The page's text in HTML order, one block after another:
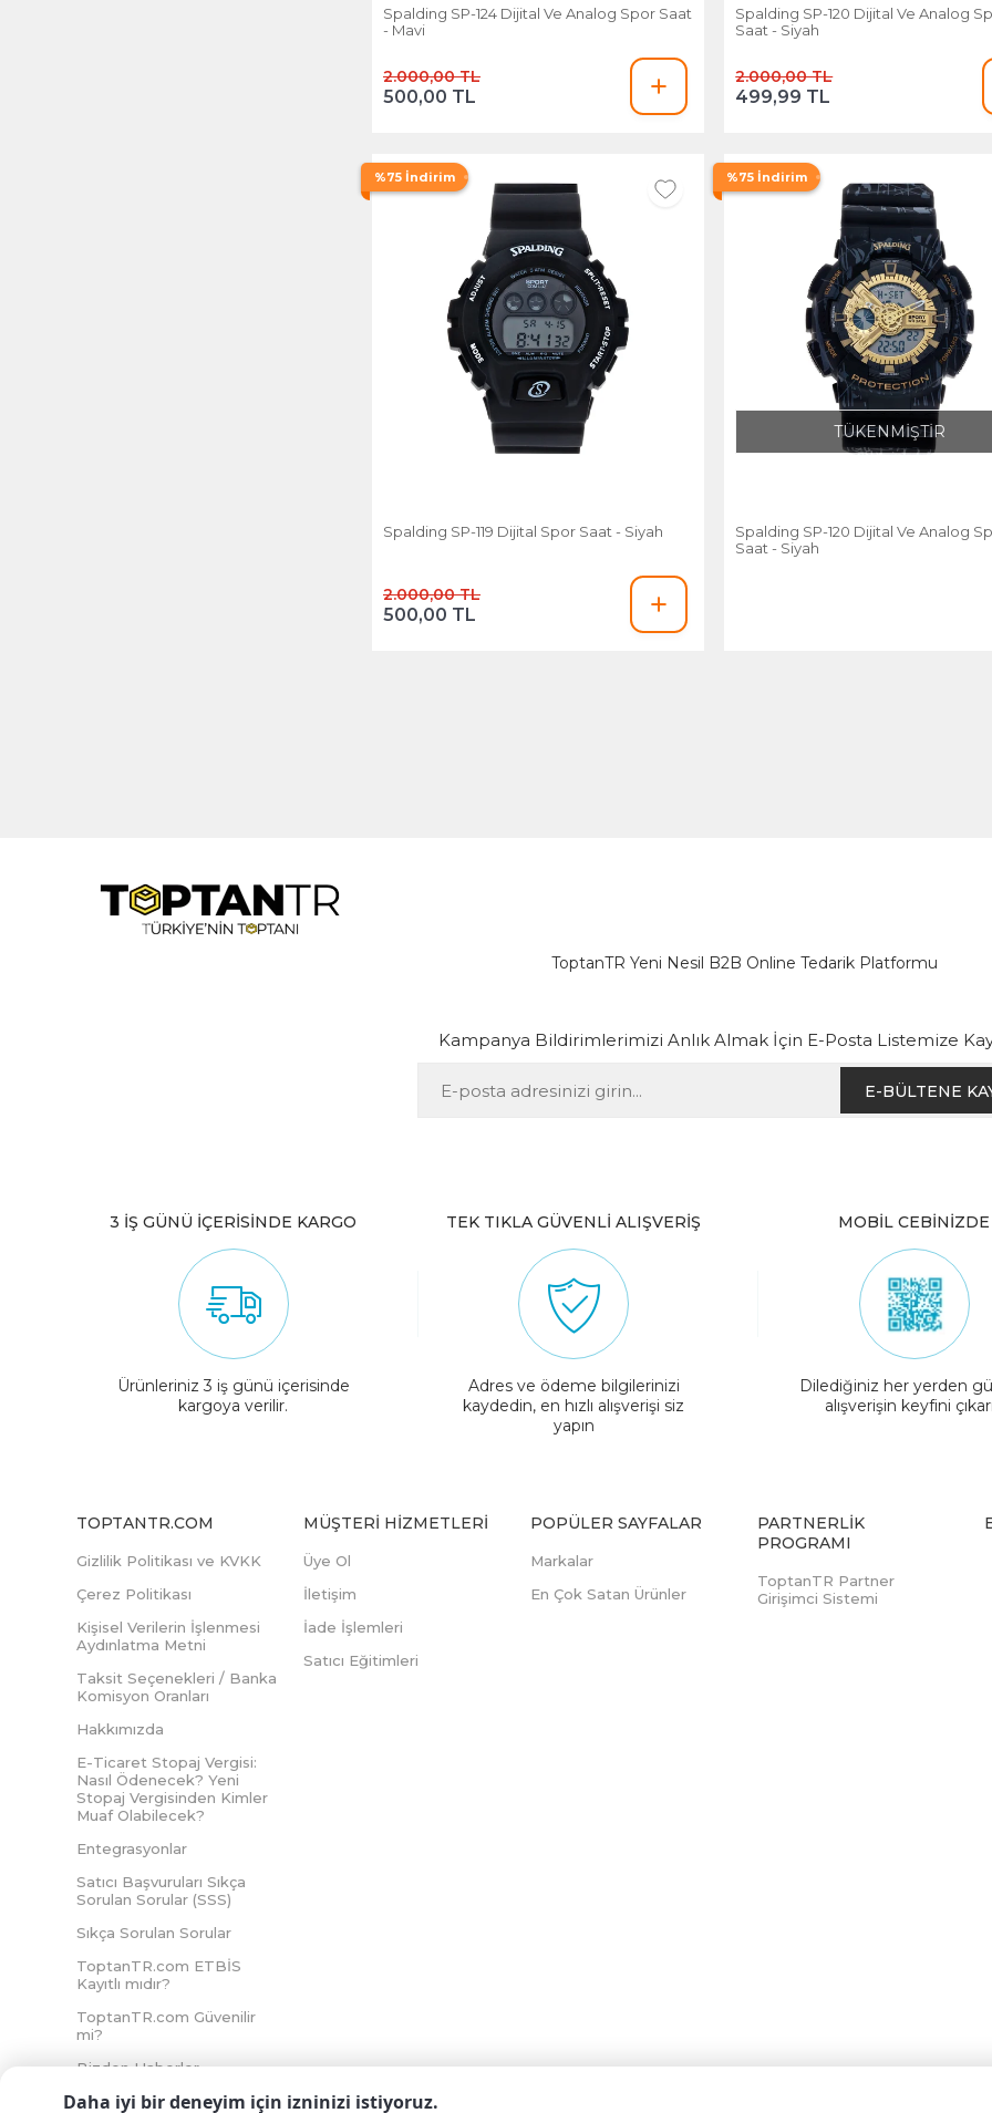
Daha iyi bir deneyim için izninizi istiyoruz.
Spalding SP-124 Dijital Ve Analog Spor Saat
- Mavi
2.000,00 TL
500,00 TL
Spalding SP-120 Dijital Ve Analog
Saat - Siyah
2.000,00 TL
499,99 TL
%75 İndirim
Spalding SP-119 Dijital Spor Saat - Siyah
2.000,00 TL
500,00 TL
%75 İndirim
TÜKENMİŞTİR
Spalding SP-120 Dijital Ve Analog
Saat - Siyah
ToptanTR Yeni Nesil B2B Online Tedarik Platformu
Kampanya Bildirimlerimizi Anlık Almak İçin E-Posta Listemize
E-BÜLTENE
3 İŞ GÜNÜ İÇERİSİNDE KARGO
Ürünleriniz 3 iş günü içerisinde
kargoya verilir.
TEK TIKLA GÜVENLİ ALIŞVERİŞ
Adres ve ödeme bilgilerinizi
kaydedin, en hızlı alışverişi siz
yapın
MOBİL CEBİNİZDE
Dilediğiniz her yerden
alışverişin keyfini
TOPTANTR.COM
Gizlilik Politikası ve KVKK
Çerez Politikası
Kişisel Verilerin İşlenmesi
Aydınlatma Metni
Taksit Seçenekleri / Banka
Komisyon Oranları
Hakkımızda
E-Ticaret Stopaj Vergisi:
Nasıl Ödenecek? Yeni
Stopaj Vergisinden Kimler
Muaf Olabilecek?
Entegrasyonlar
Satıcı Başvuruları Sıkça
Sorulan Sorular (SSS)
Sıkça Sorulan Sorular
ToptanTR.com ETBİS
Kayıtlı mıdır?
ToptanTR.com Güvenilir
mi?
Bizden Haberler
MÜŞTERI HIZMETLERI
Üye Ol
İletişim
İade İşlemleri
Satıcı Eğitimleri
POPÜLER SAYFALAR
Markalar
En Çok Satan Ürünler
PARTNERLIK
PROGRAMI
ToptanTR Partner
Girişimci Sistemi